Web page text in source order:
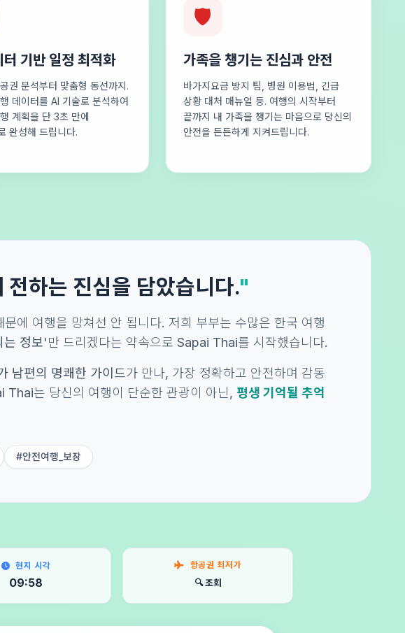
기반 일정 최적화
권 분석부터 맞춤형 동선까지.
데이터를 AI 기술로 분석하여
계획을 단 3초 만에
완성해 드립니다.
🛡️
가족을 챙기는 진심과 안전
바가지요금 방지 팁, 병원 이용법, 긴급
상황 대처 매뉴얼 등. 여행의 시작부터
끝까지 내 가족을 챙기는 마음으로 당신의
안전을 든든하게 지켜드립니다.
전하는 진심을 담았습니다."
에 여행을 망쳐선 안 됩니다. 저희 부부는 수많은 한국 여행
는 정보'만 드리겠다는 약속으로 Sapai Thai를 시작했습니다.
남편의 명쾌한 가이드가 만나, 가장 정확하고 안전하며 감동
Thai는 당신의 여행이 단순한 관광이 아닌, 평생 기억될 추억
#안전여행_보장
현지 시각
09:59
항공권 최저가
🔍 조회